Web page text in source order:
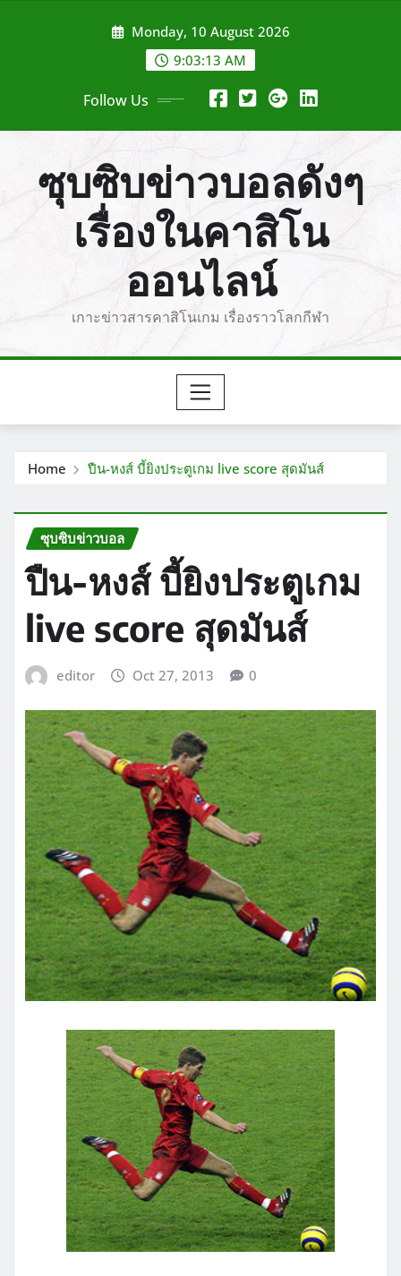
Monday, 10 August 2026
9:03:14 AM
Follow Us
ซุบซิบข่าวบอลดังๆ
เรื่องในคาสิโน
ออนไลน์
เกาะข่าวสารคาสิโนเกม เรื่องราวโลกกีฬา
Home ปืน-หงส์ บี้ยิงประตูเกม live score สุดมันส์
ซุบซิบข่าวบอล
ปืน-หงส์ บี้ยิงประตูเกม
live score สุดมันส์
editor Oct 27, 2013 0